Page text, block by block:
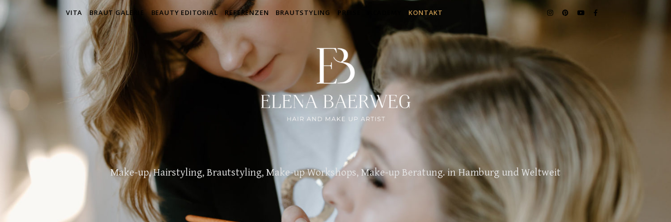
VITA BRAUT GALERIE BEAUTY EDITORIAL REFERENZEN BRAUTSTYLING PREISE KONTAKT
Make-up, Hairstyling, Brautstyling, Make-up Workshops, Make-up Beratung. in Hamburg und Weltweit